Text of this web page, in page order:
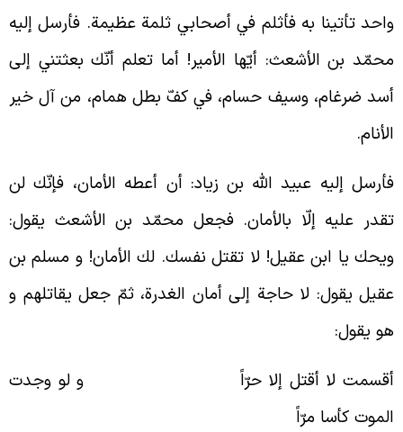
تأتينا به فأثلم في أصحابي ثلمة عظيمة. فأرسل إليه
بن الأشعث: أيّها الأمير! أما تعلم أنّك بعثتني إلى
ضرغام، وسيف حسام، في كفّ بطل همام، من آل خير
إليه عبيد الله بن زياد: أن أعطه الأمان، فإنّك لن
عليه إلّا بالأمان. فجعل محمّد بن الأشعث يقول:
يا ابن عقيل! لا تقتل نفسك. لك الأمان! و مسلم بن
يقول: لا حاجة إلى أمان الغدرة، ثمّ جعل يقاتلهم و
يقول:
لا أقتل إلا حرّاً و لو وجدت
كأسا مرّاً